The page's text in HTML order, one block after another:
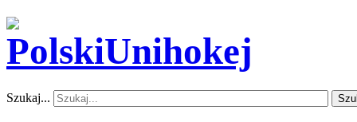
Szukaj...